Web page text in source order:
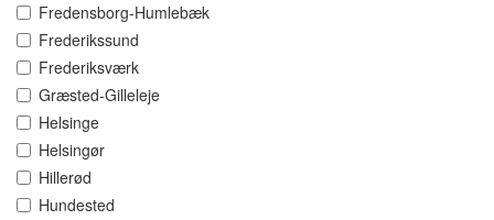
Fredensborg-Humlebæk
Frederikssund
Frederiksværk
Græsted-Gilleleje
Helsinge
Helsingør
Hillerød
Hundested